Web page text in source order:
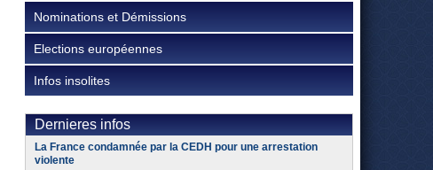
Nominations et Démissions
Elections européennes
Infos insolites
Dernieres infos
La France condamnée par la CEDH pour une arrestation
violente